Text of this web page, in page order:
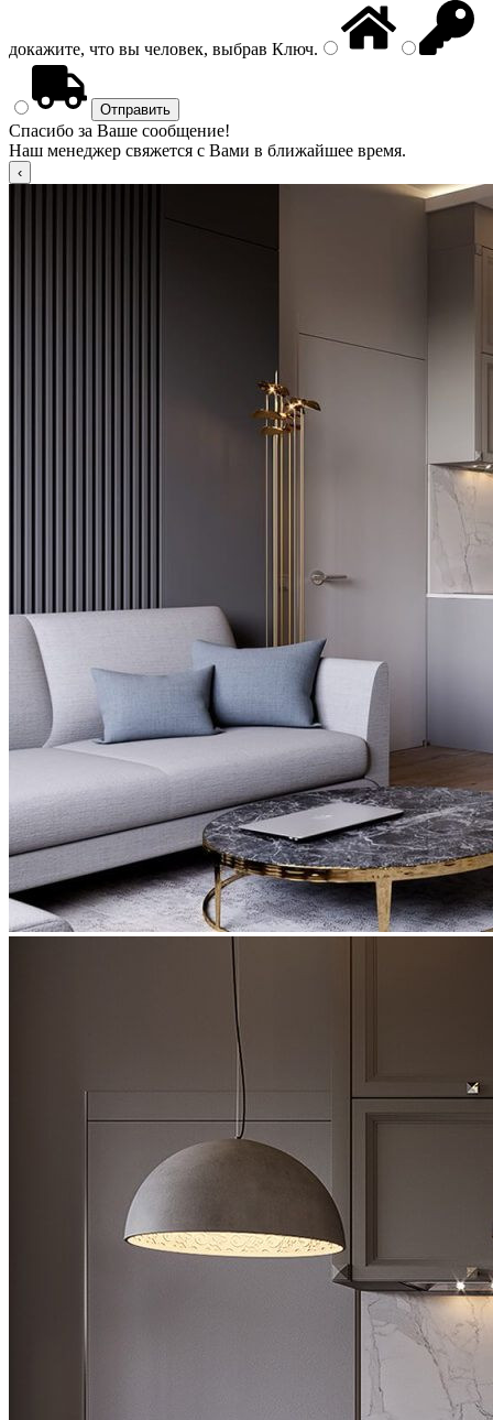
докажите, что вы человек, выбрав Ключ.
Спасибо за Ваше сообщение!
Наш менеджер свяжется с Вами в ближайшее время.